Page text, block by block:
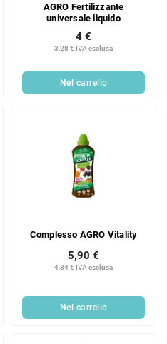
AGRO Fertilizzante
universale liquido
3,28 € IVA esclusa
4 €
Nel carrello
Complesso AGRO Vitality
4,84 € IVA esclusa
5,90 €
Nel carrello